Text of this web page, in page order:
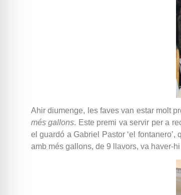
Ahir diumenge, les faves van estar molt
més gallons. Este premi va servir per a
el guardó a Gabriel Pastor ‘el
amb més gallons, de 9 llavors, va haver-